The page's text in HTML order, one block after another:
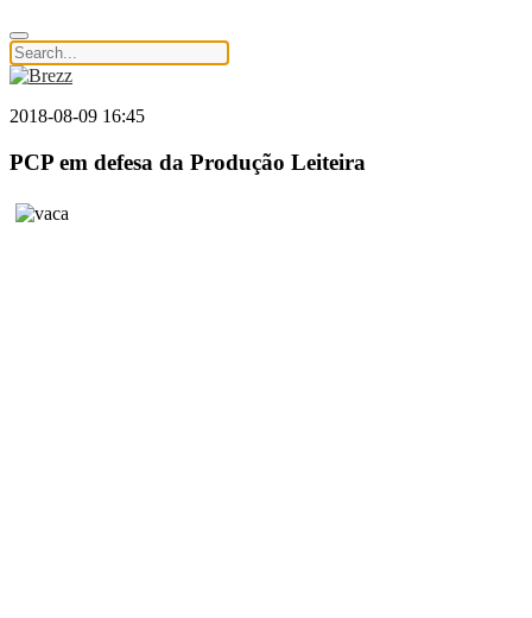
2018-08-09 16:45
PCP em defesa da Produção Leiteira